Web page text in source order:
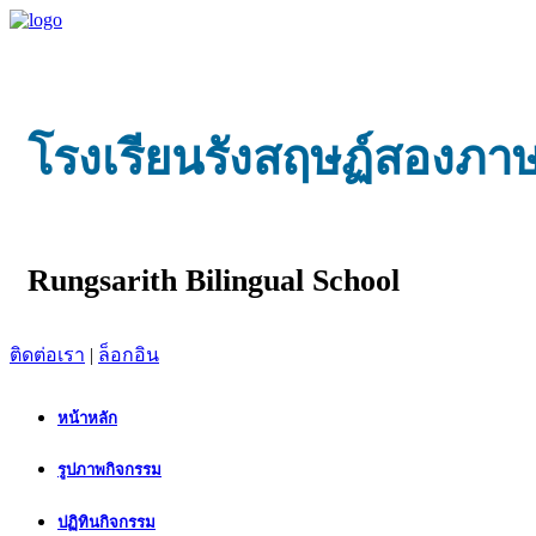
โรงเรียนรังสฤษฏ์สองภา
Rungsarith Bilingual School
ติดต่อเรา | ล็อกอิน
หน้าหลัก
รูปภาพกิจกรรม
ปฏิทินกิจกรรม